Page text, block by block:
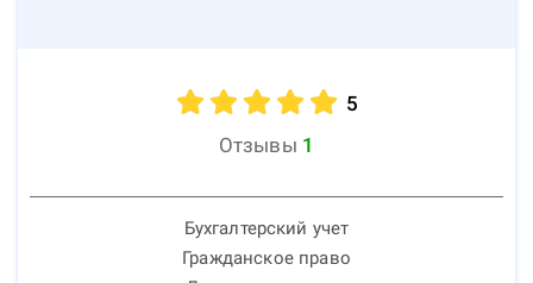
5
Отзывы 1
Бухгалтерский учет
Гражданское право